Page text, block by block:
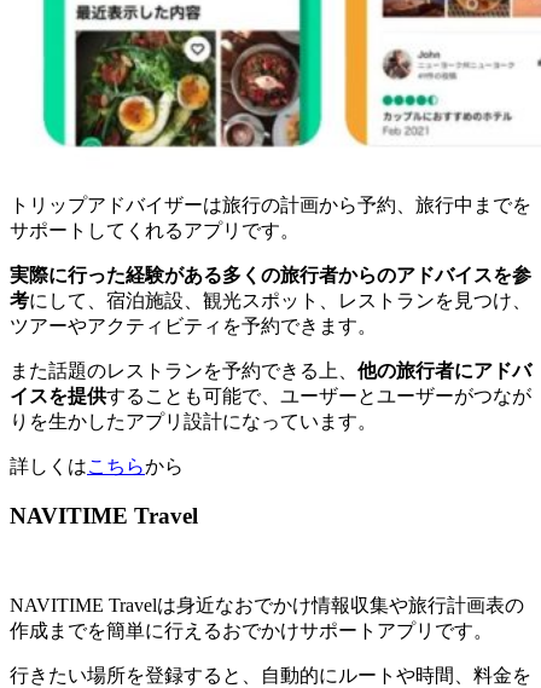
トリップアドバイザーは旅行の計画から予約、旅行中までを
サポートしてくれるアプリです。
実際に行った経験がある多くの旅行者からのアドバイスを参
考にして、宿泊施設、観光スポット、レストランを見つけ、
ツアーやアクティビティを予約できます。
また話題のレストランを予約できる上、 他の旅行者にアドバ
イスを提供することも可能で、ユーザーとユーザーがつなが
りを生かしたアプリ設計になっています。
詳しくはこちらから
NAVITIME Travel
NAVITIME Travelは身近なおでかけ情報収集や旅行計画表の
作成までを簡単に行えるおでかけサポートアプリです。
行きたい場所を登録すると、自動的にルートや時間、料金を